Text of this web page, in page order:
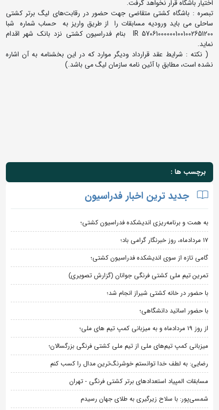
اختیار باشگاه قرار نخواهد گرفت.
تبصره : باشگاه کشتی متقاضی جهت حضور در رقابت‌های لیگ برتر کشتی
ساحلی می باید ورودیه مسابقات را از طریق واریز به حساب شماره شبا
570610000001001002651200 IR بنام فدراسیون کشتی نزد بانک شهر اقدام
نماید.
( نکته : شرایط عقد قرارداد ودیگر موارد که در این بخشنامه به آن اشاره
نشده است، مطابق با آئین نامه سازمان لیگ می باشد.)
برچسب ها :
جدید ترین اخبار فدراسیون
به همت و برنامه‌ریزی اندیشکده فدراسیون کشتی؛
۱۷ مردادماه، روز خبرنگار گرامی باد؛
گامی تازه از سوی اندیشکده فدراسیون کشتی؛
تمرین تیم ملی کشتی فرنگی جوانان (گزارش تصویری)
با حضور در خانه کشتی شیراز انجام شد؛
با حضور اساتید دانشگاهی؛
از روز 19 مردادماه و به میزبانی کمپ تیم های ملی؛
میزبانی کمپ تیم‌های ملی از تیم ملی کشتی فرنگی بزرگسالان؛
رضایی: به لطف خدا توانستم خوشرنگ‌ترین مدال را کسب کنم
مسابقات المپیاد استعدادهای برتر کشتی فرنگی - تهران
شمسی‌پور: با سلاح زیرگیری به طلای جهان رسیدم